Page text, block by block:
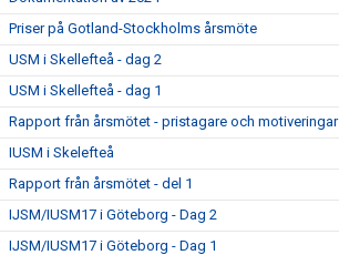
Priser på Gotland-Stockholms årsmöte
USM i Skellefteå - dag 2
USM i Skellefteå - dag 1
Rapport från årsmötet - pristagare och motiveringar
IUSM i Skelefteå
Rapport från årsmötet - del 1
IJSM/IUSM17 i Göteborg - Dag 2
IJSM/IUSM17 i Göteborg - Dag 1